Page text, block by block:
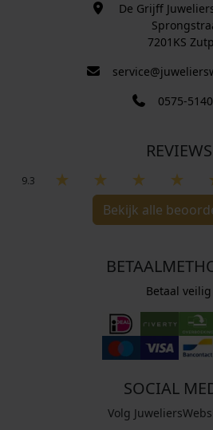
De Grijff
7201KS
0575-
REVIEWS
9.3
Bekijk alle
Betaal veilig
SOCIAL
Volg